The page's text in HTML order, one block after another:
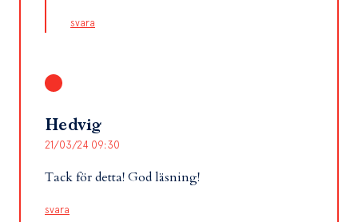
svara
Hedvig
21/03/24 09:30
Tack för detta! God läsning!
svara